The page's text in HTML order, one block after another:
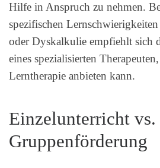
Hilfe in Anspruch zu nehmen.
spezifischen
oder Dyskalkulie empfiehlt sich
eines spezialisierten
Lerntherapie anbieten kann.
Einzelunterricht vs.
Gruppenförderung